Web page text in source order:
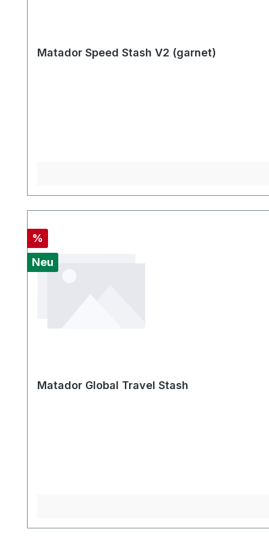
Matador Speed Stash V2 (garnet)
Rabatt
%
Neu
Matador Global Travel Stash